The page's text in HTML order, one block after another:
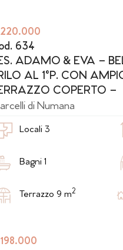
634
ADAMO & EVA –
AL 1°P. CON
COPERTO –
di Numana
Locali 3
Bagni 1
Terrazzo 9 m2